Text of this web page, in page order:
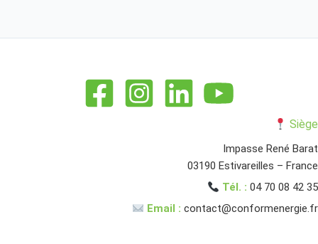
Siège
Impasse René Barat
03190 Estivareilles – France
Tél. : 04 70 08 42 35
Email : contact@conformenergie.fr